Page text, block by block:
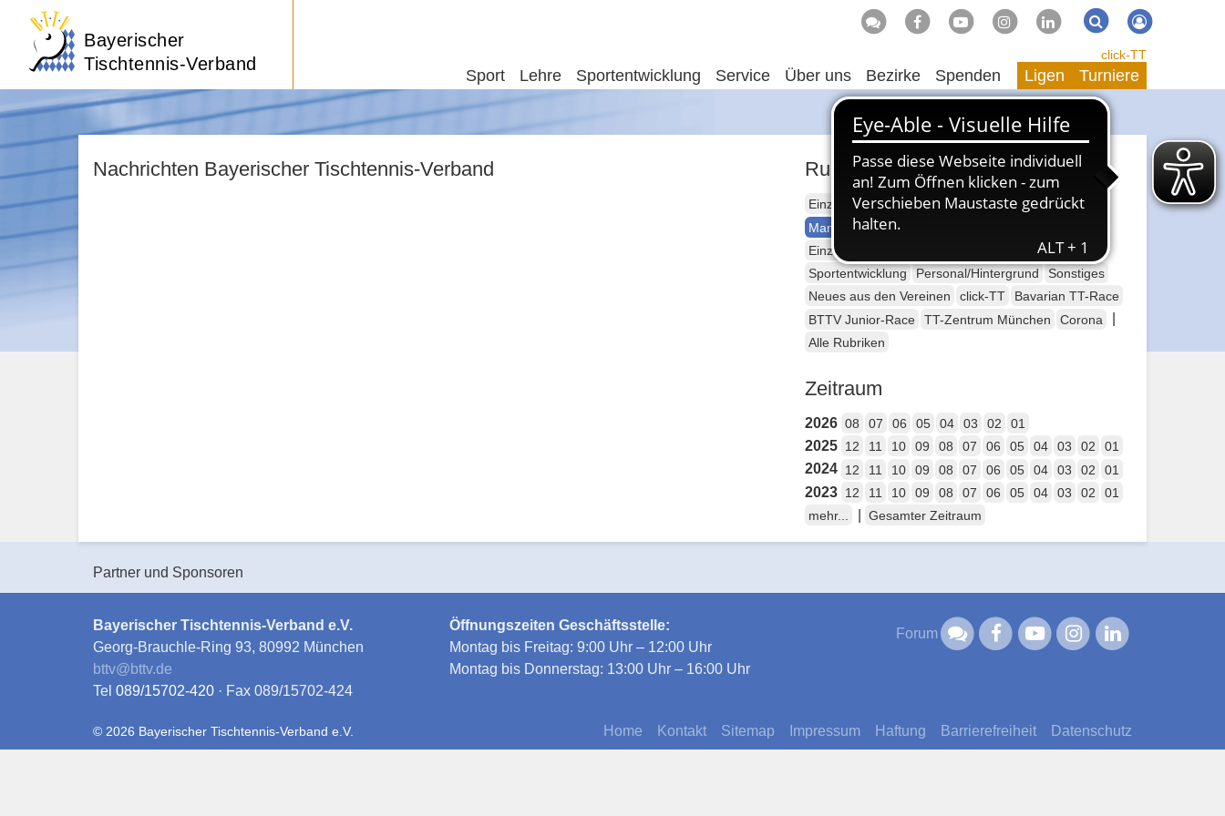
Bayerischer
Tischtennis-Verband
Suche Suchen
Sport Lehre Sportentwicklung Service Über uns Bezirke Spenden
click-TT
Ligen Turniere
Nachrichten Bayerischer Tischtennis-Verband Rubriken
Einzelsport Erwachsene
Mannschaftssport Erwachsene
Einzelsport Jugend
Mannschaftssport Jugend
Sportentwicklung
Personal/Hintergrund
Sonstiges
Neues aus den Vereinen
click-TT
Bavarian TT-Race
BTTV Junior-Race
TT-Zentrum München Corona
Alle Rubriken
Zeitraum
2026 08 07 06 05 04 03 02 01
2025 12 11 10 09 08 07 06 05 04 03 02 01
2024 12 11 10 09 08 07 06 05 04 03 02 01
2023 12 11 10 09 08 07 06 05 04 03 02
01
mehr...
Gesamter Zeitraum
Partner und Sponsoren
Bayerischer Tischtennis-Verband e.V.
Georg-Brauchle-Ring 93, 80992 München
bttv@bttv.de
Tel 089/15702-420 · Fax 089/15702-424
Öffnungszeiten Geschäftsstelle:
Montag bis Freitag: 9:00 Uhr – 12:00 Uhr
Montag bis Donnerstag: 13:00 Uhr – 16:00 Uhr
Forum
Home Kontakt Sitemap Impressum Haftung Barrierefreiheit Datenschutz
© 2026 Bayerischer Tischtennis-Verband e.V.